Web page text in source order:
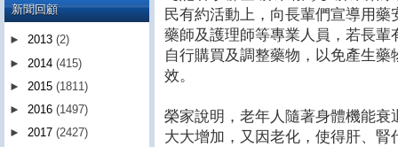
民有約活動上，向長輩們宣導用
藥師及護理師等專業人員，若長
自行購買及調整藥物，以免產生
效。
榮家說明，老年人隨著身體機能
大大增加，又因老化，使得肝、
新聞回顧
► 2013 (2)
► 2014 (415)
► 2015 (1811)
► 2016 (1497)
► 2017 (2427)